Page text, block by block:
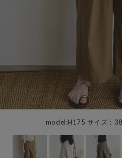
model:H175 サイズ：